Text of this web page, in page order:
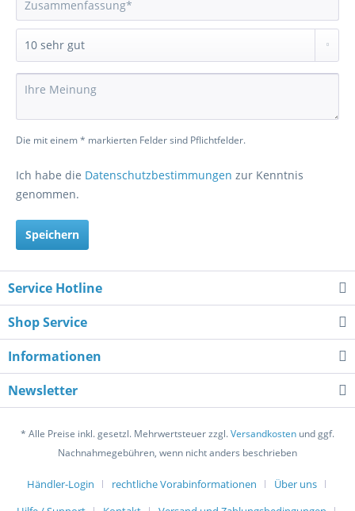
Die mit einem * markierten Felder sind Pflichtfelder.
Ich habe die Datenschutzbestimmungen zur Kenntnis
genommen.
Speichern
Service Hotline
Shop Service
Informationen
Newsletter
* Alle Preise inkl. gesetzl. Mehrwertsteuer zzgl.Versandkosten und ggf.
Nachnahmegebühren, wenn nicht anders beschrieben
Händler-Login rechtliche Vorabinformationen
Über uns